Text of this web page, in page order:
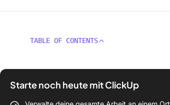
TABLE OF CONTENTS
Starte noch heute mit ClickUp